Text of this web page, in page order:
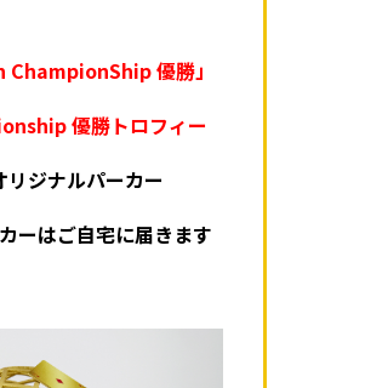
ChampionShip 優勝」
優勝トロフィー
ジナルパーカー
ーはご自宅に届きます